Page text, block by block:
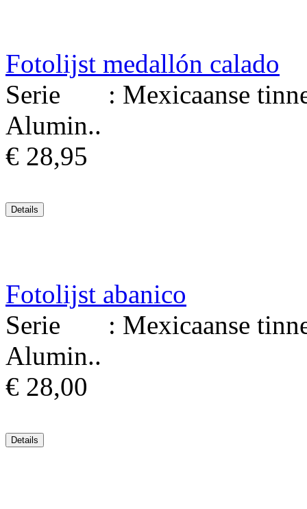
Fotolijst medallón calado
Serie : Mexicaanse
Alumin..
€ 28,95
Fotolijst abanico
Serie : Mexicaanse
Alumin..
€ 28,00